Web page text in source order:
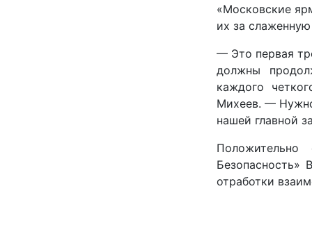
«Московские
их за слаженную
— Это первая
должны
каждого
Михеев. — Нужно
нашей главной
Безопасность»
отработки